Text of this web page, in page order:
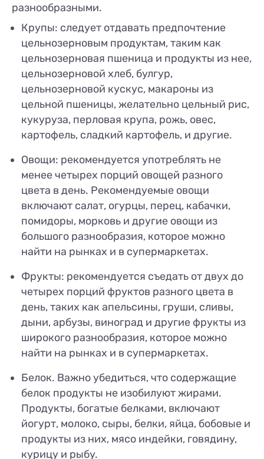
разнообразными.
Крупы: следует отдавать предпочтение
цельнозерновым продуктам, таким как
цельнозерновая пшеница и продукты из нее,
цельнозерновой хлеб, булгур,
цельнозерновой кускус, макароны из
цельной пшеницы, желательно цельный рис,
кукуруза, перловая крупа, рожь, овес,
картофель, сладкий картофель, и другие.
Овощи: рекомендуется употреблять не
менее четырех порций овощей разного
цвета в день. Рекомендуемые овощи
включают салат, огурцы, перец, кабачки,
помидоры, морковь и другие овощи из
большого разнообразия, которое можно
найти на рынках и в супермаркетах.
Фрукты: рекомендуется съедать от двух до
четырех порций фруктов разного цвета в
день, таких как апельсины, груши, сливы,
дыни, арбузы, виноград и другие фрукты из
широкого разнообразия, которое можно
найти на рынках и в супермаркетах.
Белок. Важно убедиться, что содержащие
белок продукты не изобилуют жирами.
Продукты, богатые белками, включают
йогурт, молоко, сыры, белки, яйца, бобовые и
продукты из них, мясо индейки, говядину,
курицу и рыбу.